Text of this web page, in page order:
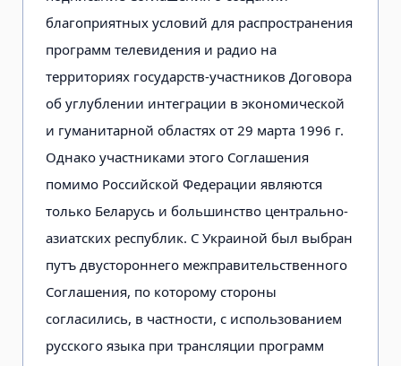
благоприятных условий для распространения
программ телевидения и радио на
территориях государств-участников Договора
об углублении интеграции в экономической
и гуманитарной областях от 29 марта 1996 г.
Однако участниками этого Соглашения
помимо Российской Федерации являются
только Беларусь и большинство центрально-
азиатских республик. С Украиной был выбран
путъ двустороннего межправительственного
Соглашения, по которому стороны
согласились, в частности, с использованием
русского языка при трансляции программ